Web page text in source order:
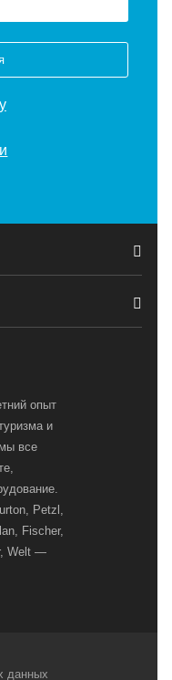
опыт
и
все
Petzl,
Fischer,
Welt —
данных